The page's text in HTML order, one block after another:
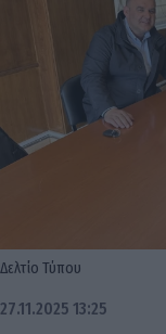
Δελτίο Τύπου
27.11.2025 13:25